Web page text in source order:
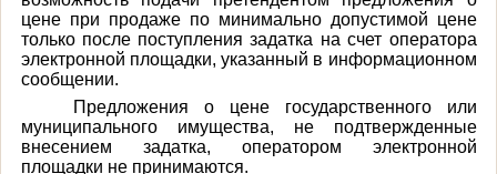
цене при продаже по минимально допустимой цене
только после поступления задатка на счет оператора
электронной площадки, указанный в информационном
сообщении.
Предложения о цене государственного или
муниципального имущества, не подтвержденные
внесением задатка, оператором электронной
площадки не принимаются.